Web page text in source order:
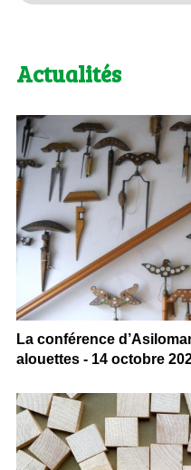
Actualités
La conférence
alouettes - 14 octobre